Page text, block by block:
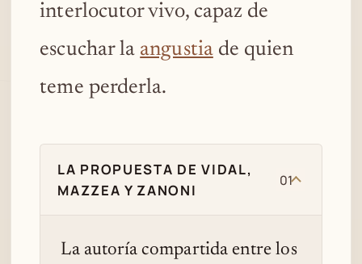
interlocutor vivo, capaz de
escuchar la angustiade quien
teme perderla.
LA PROPUESTA DE VIDAL,
MAZZEA Y ZANONI
01
La autoría compartida entre los